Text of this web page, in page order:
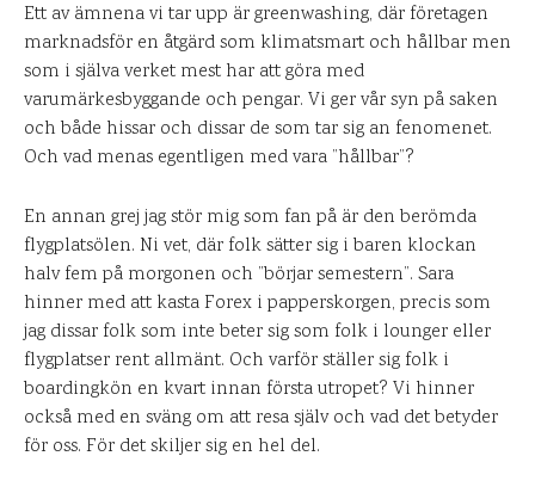
Ett av ämnena vi tar upp är greenwashing, där företagen
marknadsför en åtgärd som klimatsmart och hållbar men
som i själva verket mest har att göra med
varumärkesbyggande och pengar. Vi ger vår syn på saken
och både hissar och dissar de som tar sig an fenomenet.
Och vad menas egentligen med vara ”hållbar”?
En annan grej jag stör mig som fan på är den berömda
flygplatsölen. Ni vet, där folk sätter sig i baren klockan
halv fem på morgonen och ”börjar semestern”. Sara
hinner med att kasta Forex i papperskorgen, precis som
jag dissar folk som inte beter sig som folk i lounger eller
flygplatser rent allmänt. Och varför ställer sig folk i
boardingkön en kvart innan första utropet? Vi hinner
också med en sväng om att resa själv och vad det betyder
för oss. För det skiljer sig en hel del.